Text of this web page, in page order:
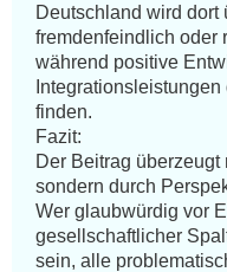
Deutschland wird dort
fremdenfeindlich oder
während positive
finden.
Fazit:
Der Beitrag
sondern durch
Wer glaubwürdig vor
gesellschaftlicher
sein, alle